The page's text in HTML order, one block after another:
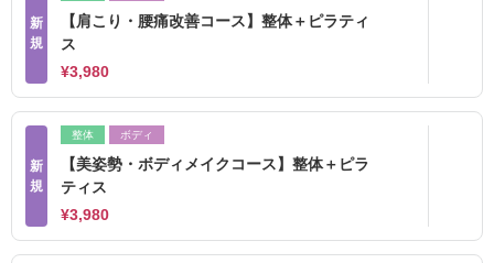
新
規
【肩こり・腰痛改善コース】整体＋ピラティ
ス
¥3,980
新
規
整体 ボディ
【美姿勢・ボディメイクコース】整体＋ピラ
ティス
¥3,980